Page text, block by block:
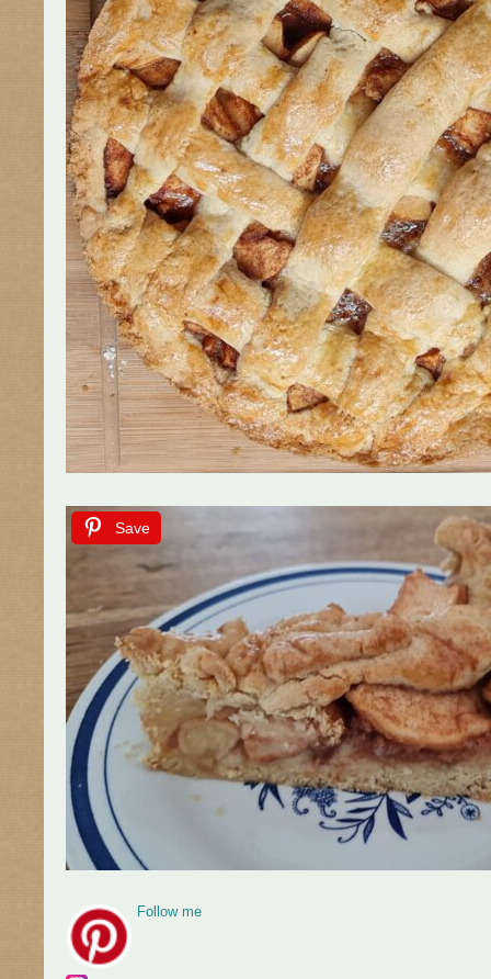
Save
Follow me